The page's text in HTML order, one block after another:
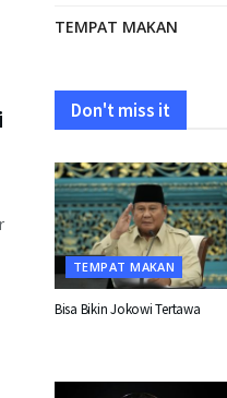
TEMPAT MAKAN
Don't miss it
TEMPAT MAKAN
Bisa Bikin Jokowi Tertawa